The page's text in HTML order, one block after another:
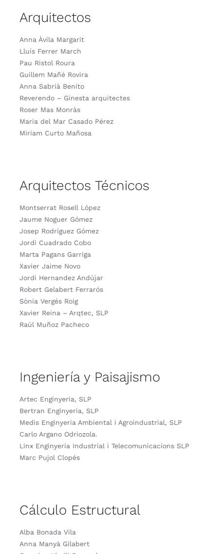
Arquitectos
Anna Àvila Margarit
Lluís Ferrer March
Pau Ristol Roura
Guillem Mañé Rovira
Anna Sabrià Benito
Reverendo – Ginesta arquitectes
Roser Mas Monràs
Maria del Mar Casado Pérez
Miriam Curto Mañosa
Arquitectos Técnicos
Montserrat Rosell López
Jaume Noguer Gómez
Josep Rodríguez Gómez
Jordi Cuadrado Cobo
Marta Pagans Garriga
Xavier Jaime Novo
Jordi Hernandez Andújar
Robert Gelabert Ferrarós
Sònia Vergés Roig
Xavier Reina – Arqtec, SLP
Raúl Muñoz Pacheco
Ingeniería y Paisajismo
Artec Enginyeria, SLP
Bertran Enginyeria, SLP
Medis Enginyeria Ambiental i Agroindustrial, SLP
Carlo Argano Odriozola.
Linx Enginyeria Industrial i Telecomunicacions SLP
Marc Pujol Clopés
Cálculo Estructural
Alba Bonada Vila
Anna Manyà Gilabert